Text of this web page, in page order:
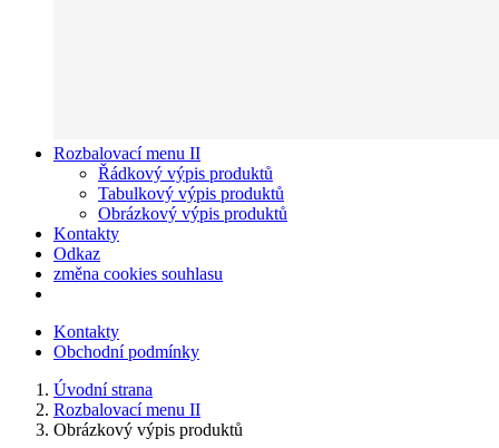
Rozbalovací menu II
Řádkový výpis produktů
Tabulkový výpis produktů
Obrázkový výpis produktů
Kontakty
Odkaz
změna cookies souhlasu
Kontakty
Obchodní podmínky
Úvodní strana
Rozbalovací menu II
Obrázkový výpis produktů